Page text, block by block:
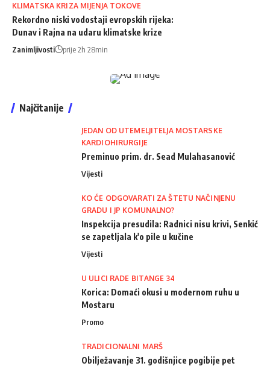
KLIMATSKA KRIZA MIJENJA TOKOVE
Rekordno niski vodostaji evropskih rijeka:
Dunav i Rajna na udaru klimatske krize
Zanimljivosti prije 2h 28min
Najčitanije
JEDAN OD UTEMELJITELJA MOSTARSKE
KARDIOHIRURGIJE
Preminuo prim. dr. Sead Mulahasanović
Vijesti
KO ĆE ODGOVARATI ZA ŠTETU NAČINJENU
GRADU I JP KOMUNALNO?
Inspekcija presudila: Radnici nisu krivi, Senkić
se zapetljala k'o pile u kučine
Vijesti
U ULICI RADE BITANGE 34
Korica: Domaći okusi u modernom ruhu u
Mostaru
Promo
TRADICIONALNI MARŠ
Obilježavanje 31. godišnjice pogibije pet